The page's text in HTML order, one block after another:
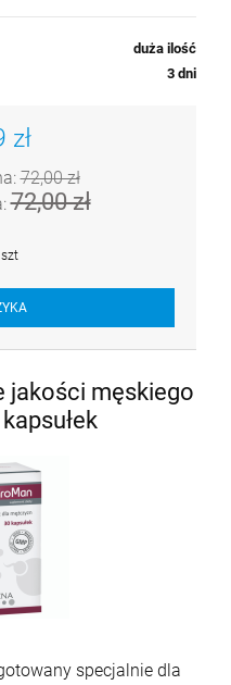
duża ilość
3 dni
zł
72,00 zł
72,00 zł
szt
jakości męskiego
specjalnie dla